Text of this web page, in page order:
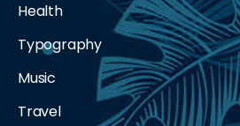
Health
Typography
Music
Travel